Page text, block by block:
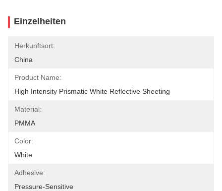
Einzelheiten
Herkunftsort:
China
Product Name:
High Intensity Prismatic White Reflective Sheeting
Material:
PMMA
Color:
White
Adhesive:
Pressure-Sensitive